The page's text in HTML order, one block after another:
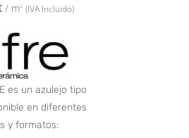
/ m2 (IVA Incluido)
es un azulejo tipo
en diferentes
y formatos: